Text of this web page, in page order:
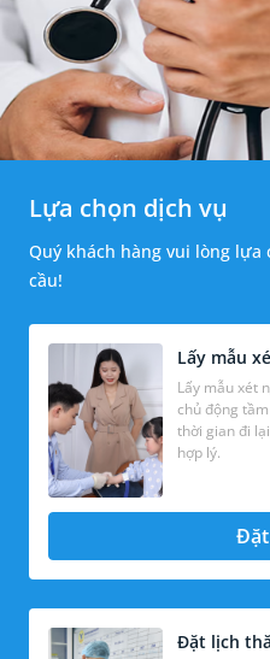
Lựa chọn dịch vụ
Quý khách hàng vui lòng lựa
cầu!
Lấy mẫu
Lấy mẫu xét
chủ động
thời gian đi lại, chờ đợi kết quả với mức chi
hợp lý.
Đặt lịch